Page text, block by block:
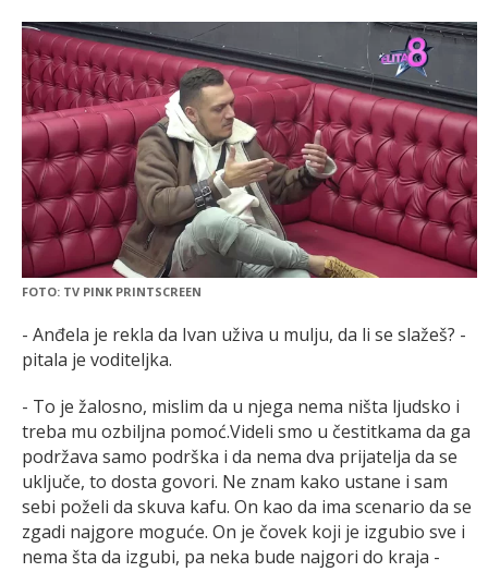
FOTO: TV PINK PRINTSCREEN
- Anđela je rekla da Ivan uživa u mulju, da li se slažeš? -
pitala je voditeljka.
- To je žalosno, mislim da u njega nema ništa ljudsko i
treba mu ozbiljna pomoć.Videli smo u čestitkama da ga
podržava samo podrška i da nema dva prijatelja da se
uključe, to dosta govori. Ne znam kako ustane i sam
sebi poželi da skuva kafu. On kao da ima scenario da se
zgadi najgore moguće. On je čovek koji je izgubio sve i
nema šta da izgubi, pa neka bude najgori do kraja -